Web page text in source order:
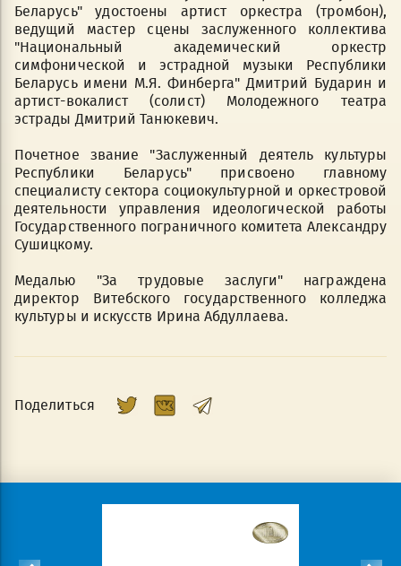
Беларусь" удостоены артист оркестра (тромбон),
ведущий мастер сцены заслуженного коллектива
"Национальный академический оркестр
симфонической и эстрадной музыки Республики
Беларусь имени М.Я. Финберга" Дмитрий Бударин и
артист-вокалист (солист) Молодежного театра
эстрады Дмитрий Танюкевич.
Почетное звание "Заслуженный деятель культуры
Республики Беларусь" присвоено главному
специалисту сектора социокультурной и оркестровой
деятельности управления идеологической работы
Государственного пограничного комитета Александру
Сушицкому.
Медалью "За трудовые заслуги" награждена
директор Витебского государственного колледжа
культуры и искусств Ирина Абдуллаева.
Поделиться